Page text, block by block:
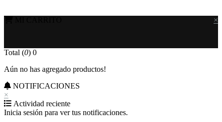
×
Total (0) 0
Aún no has agregado productos!
NOTIFICACIONES
×
Actividad reciente
Inicia sesión para ver tus notificaciones.